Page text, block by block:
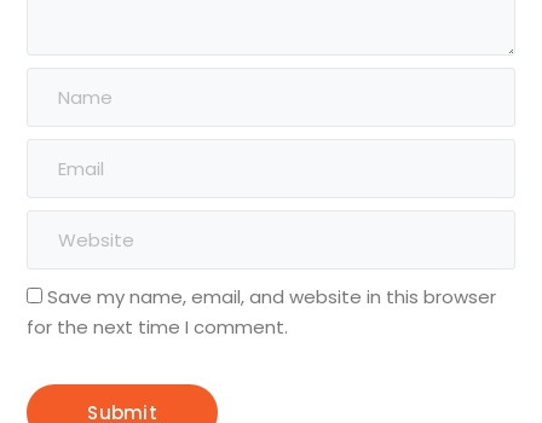
Save my name, email, and website in this browser
for the next time I comment.